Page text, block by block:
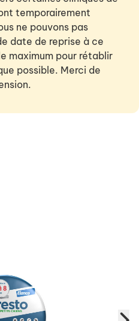
temporairement
ne pouvons pas
date de reprise à ce
maximum pour rétablir
possible. Merci de